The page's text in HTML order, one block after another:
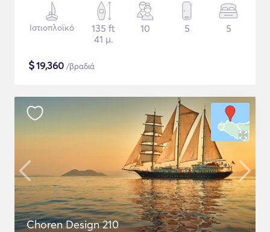
Ιστιοπλοϊκό
135 ft
41 μ.
10 5 5
$19,360 /βραδιά
Choren Design 210